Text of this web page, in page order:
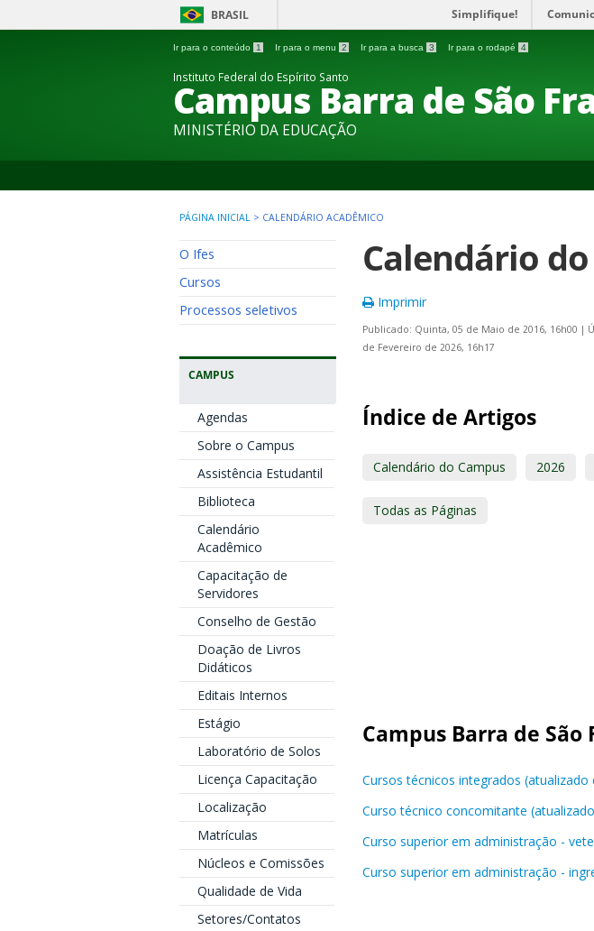
BRASIL Simplifique!
Ir para o conteúdo 1 Ir para o menu 2 Ir para a busca 3 Ir para o rodapé 4
Instituto Federal do Espírito Santo
Campus Barra de São
MINISTÉRIO DA EDUCAÇÃO
PÁGINA INICIAL > CALENDÁRIO ACADÊMICO
O Ifes
Cursos
Processos seletivos
CAMPUS
Agendas
Sobre o Campus
Assistência Estudantil
Biblioteca
Calendário
Acadêmico
Capacitação de
Servidores
Conselho de Gestão
Doação de Livros
Didáticos
Editais Internos
Estágio
Laboratório de Solos
Licença Capacitação
Localização
Matrículas
Núcleos e Comissões
Qualidade de Vida
Setores/Contatos
Calendário
Imprimir
Publicado: Quinta, 05 de Maio de 2016, 16h00 |
de Fevereiro de 2026, 16h17
Índice de Artigos
Calendário do Campus 2026
Todas as Páginas
Campus Barra de São
Cursos técnicos integrados
Curso técnico concomitante
Curso superior em administração -
Curso superior em administração -